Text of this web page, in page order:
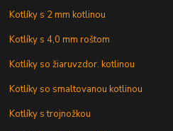
Kotlíky s 2 mm kotlinou
Kotlíky s 4,0 mm roštom
Kotlíky so žiaruvzdor. kotlinou
Kotlíky so smaltovanou kotlinou
Kotlíky s trojnožkou